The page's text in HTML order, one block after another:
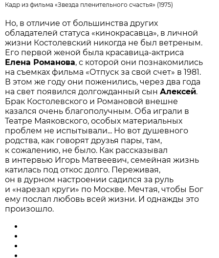
Кадр из фильма «Звезда пленительного счастья» (1975)
Но, в отличие от большинства других
обладателей статуса «кинокрасавца», в личной
жизни Костолевский никогда не был ветреным.
Его первой женой была красавица-актриса
Елена Романова, с которой они познакомились
на съемках фильма «Отпуск за свой счет» в 1981.
В этом же году они поженились, через два года
на свет появился долгожданный сынАлексей.
Брак Костолевского и Романовой внешне
казался очень благополучным. Оба играли в
Театре Маяковского, особых материальных
проблем не испытывали... Но вот душевного
родства, как говорят друзья пары, там,
к сожалению, не было. Как рассказывал
в интервью Игорь Матвеевич, семейная жизнь
катилась под откос долго. Переживая,
он в дурном настроении садился за руль
и «нарезал круги» по Москве. Мечтая, чтобы Бог
ему послал любовь всей жизни. И однажды это
произошло.